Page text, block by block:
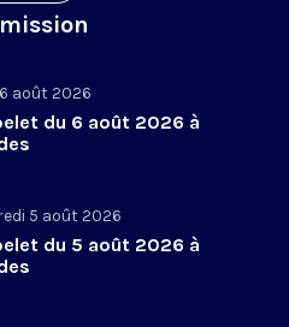
août 2026
du 6 août 2026 à
5 août 2026
du 5 août 2026 à